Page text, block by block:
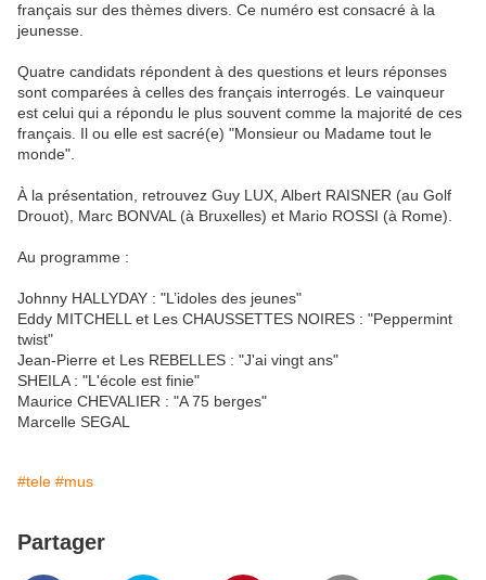
français sur des thèmes divers. Ce numéro est consacré à la
jeunesse.
Quatre candidats répondent à des questions et leurs réponses
sont comparées à celles des français interrogés. Le vainqueur
est celui qui a répondu le plus souvent comme la majorité de ces
français. Il ou elle est sacré(e) "Monsieur ou Madame tout le
monde".
À la présentation, retrouvez Guy LUX, Albert RAISNER (au Golf
Drouot), Marc BONVAL (à Bruxelles) et Mario ROSSI (à Rome).
Au programme :
Johnny HALLYDAY : "L’idoles des jeunes"
Eddy MITCHELL et Les CHAUSSETTES NOIRES : "Peppermint
twist"
Jean-Pierre et Les REBELLES : "J'ai vingt ans"
SHEILA : "L'école est finie"
Maurice CHEVALIER : "A 75 berges"
Marcelle SEGAL
#tele #mus
Partager